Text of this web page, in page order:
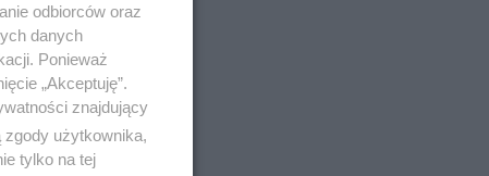
odbiorców oraz
danych
Ponieważ
„Akceptuję”.
znajdujący
zgody użytkownika,
tylko na tej